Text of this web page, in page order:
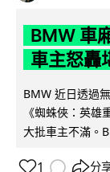
BMW 車
車主怒轟
BMW 近日透過
《蜘蛛俠：英
大批車主不滿。
1 分